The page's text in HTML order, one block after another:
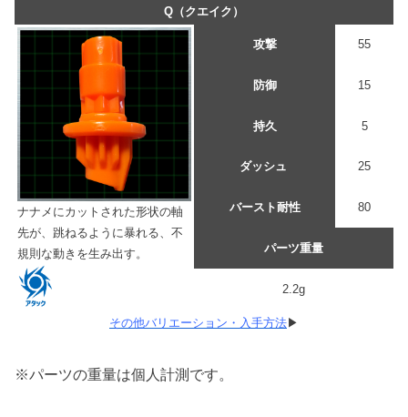
Q（クエイク）
ナナメにカットされた形状の軸
先が、跳ねるように暴れる、不
規則な動きを生み出す。
攻撃 55
防御 15
持久 5
ダッシュ 25
バースト耐性 80
パーツ重量
2.2g
その他バリエーション・入手方法▶
※パーツの重量は個人計測です。